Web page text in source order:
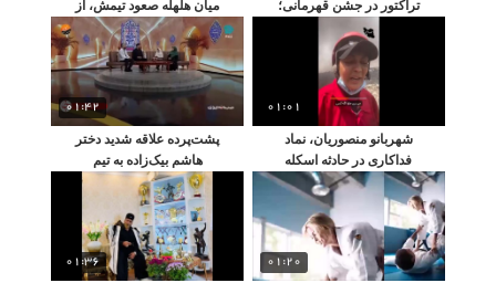
تراکتور در جشن قهرمانی؛
سوژه‌ای که همه را شوکه کرد
میان هلهله صعود تیمش، از
عشقش خواستگاری کرد
01:01
شهربانو منصوریان، نماد
فداکاری در حادثه اسکله
شهید رجایی؛ چهره‌ای
ورزشی در دل بحران
01:42
پشت‌پرده علاقه شدید دختر
هاشم بیک‌زاده به تیم
استقلال؛ ناگفته‌هایی از زبان
خودش در صبحانه ایرانی
01:20
01:36